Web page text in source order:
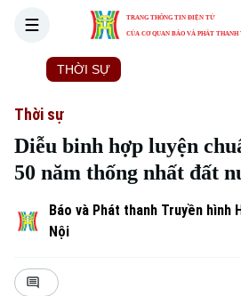
TRANG THÔNG TIN ĐIỆN TỬ
CỦA CƠ QUAN BÁO VÀ PHÁT
THỜI SỰ
Thời sự
Diễu binh hợp luyện
50 năm thống nhất đất
Báo và Phát thanh Truyền hình
Nội